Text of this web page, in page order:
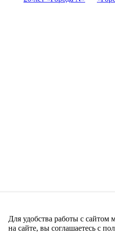
Для удобства работы с сайтом
на сайте, вы соглашаетесь с